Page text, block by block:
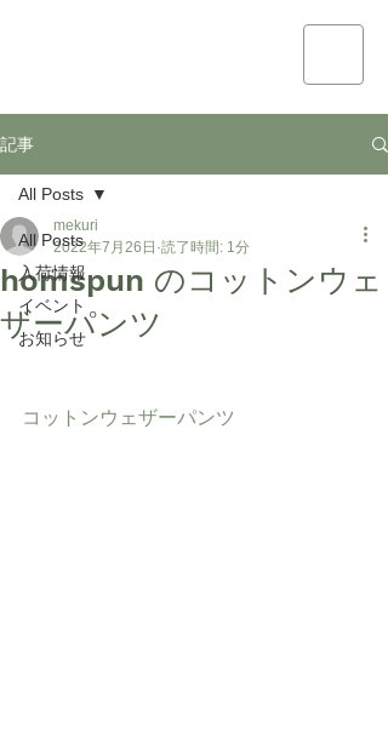
記事
All Posts
入荷情報
イベント
お知らせ
All Posts
homspun のコットンウェ
ザーパンツ
mekuri
2022年7月26日 読了時間: 1分
コットンウェザーパンツ